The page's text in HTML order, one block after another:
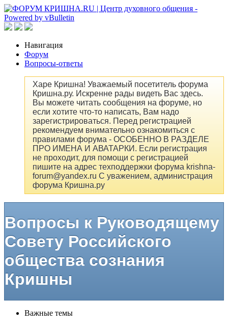
Навигация
Форум
Вопросы-ответы
Харе Кришна! Уважаемый посетитель форума
Кришна.ру. Искренне рады видеть Вас здесь.
Вы можете читать сообщения на форуме, но
если хотите что-то написать, Вам надо
зарегистрироваться. Перед регистрацией
рекомендуем внимательно ознакомиться с
правилами форума - ОСОБЕННО В РАЗДЕЛЕ
ПРО ИМЕНА И АВАТАРКИ. Если регистрация
не проходит, для помощи с регистрацией
пишите на адрес техподдержки форума krishna-
forum@yandex.ru С уважением, администрация
форума Кришна.ру
Вопросы к Руководящему
Совету Российского
общества сознания
Кришны
Важные темы